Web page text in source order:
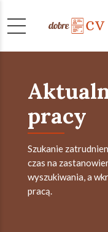
pracy
Szukanie
czas na
wyszukiwania, a
pracą.